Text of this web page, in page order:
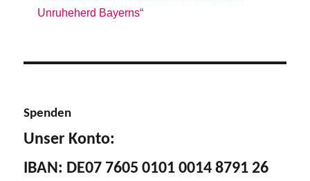
Unruheherd Bayerns“
Spenden
Unser Konto:
IBAN: DE07 7605 0101 0014 8791 26